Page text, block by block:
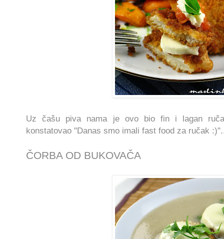
Uz čašu piva nama je ovo bio fin i lagan
konstatovao "Danas smo imali fast food za ručak
ČORBA OD BUKOVAČA